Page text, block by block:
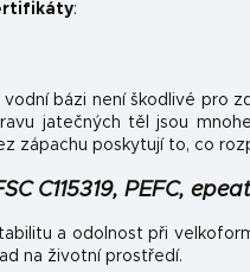
:
vodní bázi není škodlivé pro
jatečných těl jsou
zápachu poskytují to, co
C115319, PEFC, epeat
a odolnost při
na životní prostředí.